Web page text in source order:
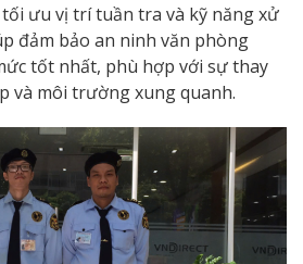
ưu vị trí tuần tra và kỹ năng xử
đảm bảo an ninh văn phòng
tốt nhất, phù hợp với sự thay
và môi trường xung quanh.